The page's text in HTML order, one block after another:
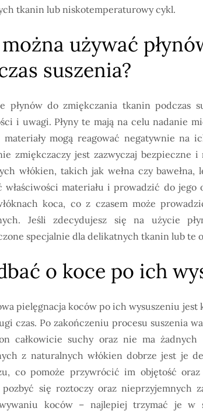
tkanin lub niskotemperaturowy cykl.
używać
suszenia?
płynów do zmiękczania tkanin podczas
i uwagi. Płyny te mają na celu nadanie
mogą reagować negatywnie na
zmiękczaczy jest zazwyczaj
włókien, takich jak wełna czy
właściwości materiału i prowadzić do jego
koca, co z czasem może
Jeśli zdecydujesz się na użycie
specjalnie dla delikatnych tkanin lub te
o koce po ich
pielęgnacja koców po ich wysuszeniu
czas. Po zakończeniu procesu suszenia
całkowicie suchy oraz nie ma
z naturalnych włókien dobrze jest je
co pomoże przywrócić im objętość
się roztoczy oraz nieprzyjemnych
koców – najlepiej trzymać je w